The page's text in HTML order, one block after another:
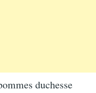
duchesse